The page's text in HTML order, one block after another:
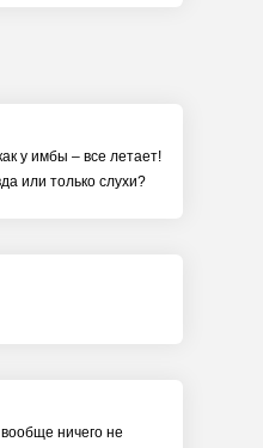
у имбы – все летает!
или только слухи?
ничего не